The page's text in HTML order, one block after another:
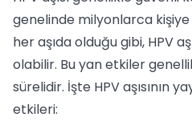
genelinde milyonlarca kişiye
her aşıda olduğu gibi, HPV
olabilir. Bu yan etkiler
sürelidir. İşte HPV aşısının
etkileri: